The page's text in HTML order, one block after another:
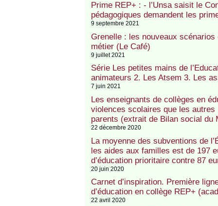
Prime REP+ : - l’Unsa saisit le
pédagogiques demandent les
9 septembre 2021
Grenelle : les nouveaux
métier (Le Café)
9 juillet 2021
Série Les petites mains de
animateurs 2. Les Atsem 3. Les
7 juin 2021
Les enseignants de collèges en
violences scolaires que les
parents (extrait de Bilan social du
22 décembre 2020
La moyenne des subventions de
les aides aux familles est de 197
d’éducation prioritaire contre 87
20 juin 2020
Carnet d’inspiration. Première
d’éducation en collège REP+
22 avril 2020